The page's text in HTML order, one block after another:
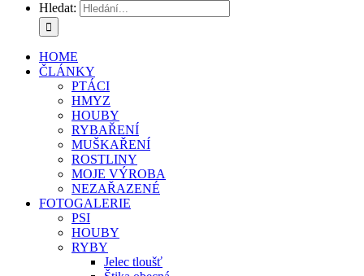
Hledat:
HOME
ČLÁNKY
PTÁCI
HMYZ
HOUBY
RYBAŘENÍ
MUŠKAŘENÍ
ROSTLINY
MOJE VÝROBA
NEZAŘAZENÉ
FOTOGALERIE
PSI
HOUBY
RYBY
Jelec tloušť